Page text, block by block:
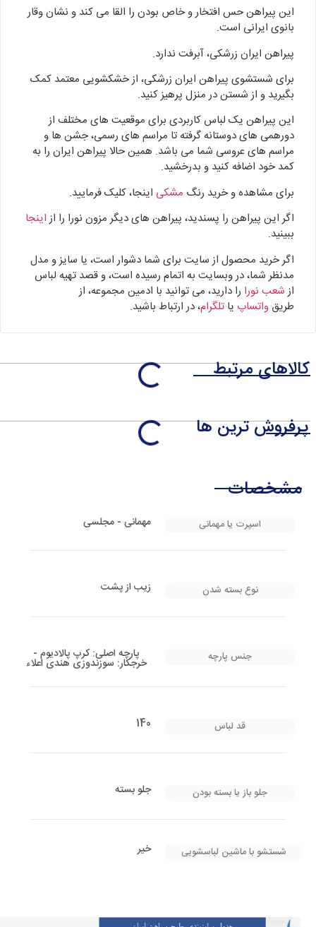
این پیراهن حس افتخار و خاص بودن را القا می کند و نشان وقار
بانوی ایرانی است.
پیراهن ایران زرشکی، آبرفت ندارد.
برای شستشوی پیراهن ایران زرشکی، از خشکشویی معتمد کمک
بگیرید و از شستن در منزل پرهیز کنید.
این پیراهن یک لباس کاربردی برای موقعیت های مختلف از
دورهمی های دوستانه گرفته تا مراسم های رسمی، جشن ها و
مراسم های عروسی شما می باشد. همین حالا پیراهن ایران را به
کمد خود اضافه کنید و بدرخشید.
برای مشاهده و خرید رنگ مشکی اینجا، کلیک فرمایید.
اگر این پیراهن را پسندید، پیراهن های دیگر مزون نورا را ازاینجا
ببینید.
اگر خرید محصول از سایت برای شما دشوار است، یا سایز و مدل
مدنظر شما، در وبسایت به اتمام رسیده است، و قصد تهیه لباس
از شعب نورا را دارید، می توانید با ادمین مجموعه، از
طریق واتساپ یا تلگرام، در ارتباط باشید.
کالاهای مرتبط
پرفروش ترین ها
مشخصات
اسپرت یا مهمانی مهمانی - مجلسی
نوع بسته شدن زیب از پشت
جنس پارچه پارچه اصلی: کرپ پالادیوم -
خرجکار: سوزندوزی هندی اعلاء
قد لباس 140
جلو باز یا بسته بودن جلو بسته
شستشو با ماشین لباسشویی خیر